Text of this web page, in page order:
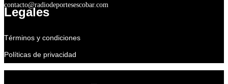
contacto@radiodeportesescobar.com
Legales
Términos y condiciones
Políticas de privacidad